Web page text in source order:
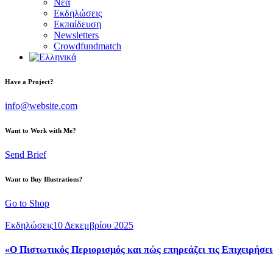
Νέα
Εκδηλώσεις
Εκπαίδευση
Newsletters
Crowdfundmatch
Have a Project?
info@website.com
Want to Work with Me?
Send Brief
Want to Buy Illustrations?
Go to Shop
Εκδηλώσεις10 Δεκεμβρίου 2025
«Ο Πιστωτικός Περιορισμός και πώς επηρεάζει τις